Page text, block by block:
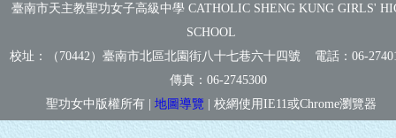
臺南市天主教聖功女子高級中學 CATHOLIC SHENG KUNG GIRLS'
SCHOOL
校址：（70442）臺南市北區北園街八十七巷六十四號 電話：06-
傳真： 06-2745300
聖功女中版權所有 | 地圖導覽 | 校網使用IE11或Chrome瀏覽器